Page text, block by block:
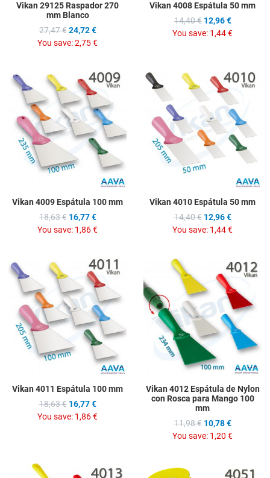
Vikan 29125 Raspador 270
mm Blanco
27,47 € 24,72 €
You save:2,75 €
Vikan 4008 Espátula 50 mm
14,40 € 12,96 €
You save: 1,44 €
Add to Wishlist
Add to Compare
Quick View
Vikan 4009 Espátula 100 mm
18,63 € 16,77 €
You save: 1,86 €
Vikan 4010 Espátula 50 mm
14,40 € 12,96 €
You save: 1,44 €
Add to Wishlist
Add to Compare
Quick View
Vikan 4011 Espátula 100 mm
18,63 € 16,77 €
You save: 1,86 €
Vikan 4012 Espátula de Nylon
con Rosca para Mango 100
mm
11,98 € 10,78 €
You save: 1,20 €
Add to Wishlist